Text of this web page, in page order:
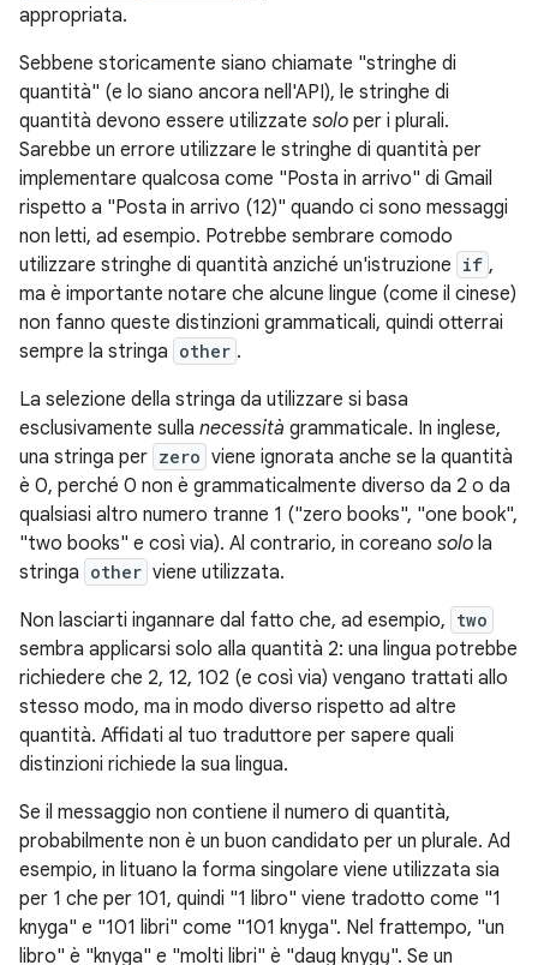
appropriata.
Sebbene storicamente siano chiamate "stringhe di
quantità" (e lo siano ancora nell'API), le stringhe di
quantità devono essere utilizzate solo per i plurali.
Sarebbe un errore utilizzare le stringhe di quantità per
implementare qualcosa come "Posta in arrivo" di Gmail
rispetto a "Posta in arrivo (12)" quando ci sono messaggi
non letti, ad esempio. Potrebbe sembrare comodo
utilizzare stringhe di quantità anziché un'istruzione if ,
ma è importante notare che alcune lingue (come il cinese)
non fanno queste distinzioni grammaticali, quindi otterrai
sempre la stringa other .
La selezione della stringa da utilizzare si basa
esclusivamente sulla necessità grammaticale. In inglese,
una stringa per zero viene ignorata anche se la quantità
è 0, perché 0 non è grammaticalmente diverso da 2 o da
qualsiasi altro numero tranne 1 ("zero books", "one book",
"two books" e così via). Al contrario, in coreano solo la
stringa other viene utilizzata.
Non lasciarti ingannare dal fatto che, ad esempio, two
sembra applicarsi solo alla quantità 2: una lingua potrebbe
richiedere che 2, 12, 102 (e così via) vengano trattati allo
stesso modo, ma in modo diverso rispetto ad altre
quantità. Affidati al tuo traduttore per sapere quali
distinzioni richiede la sua lingua.
Se il messaggio non contiene il numero di quantità,
probabilmente non è un buon candidato per un plurale. Ad
esempio, in lituano la forma singolare viene utilizzata sia
per 1 che per 101, quindi "1 libro" viene tradotto come "1
knyga" e "101 libri" come "101 knyga". Nel frattempo, "un
libro" è "knyga" e "molti libri" è "daug knygų". Se un